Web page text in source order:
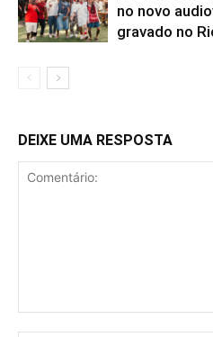
no novo
gravado no
DEIXE UMA RESPOSTA